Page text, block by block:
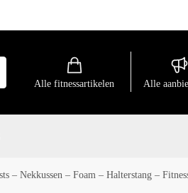
Alle fitnessartikelen Alle
– Nekkussen – Foam – Halterstang –